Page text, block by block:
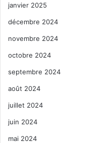
janvier 2025
décembre 2024
novembre 2024
octobre 2024
septembre 2024
août 2024
juillet 2024
juin 2024
mai 2024